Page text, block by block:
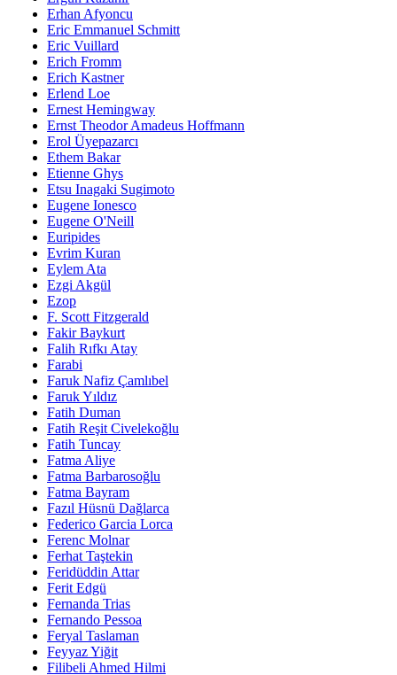
Erhan Afyoncu
Eric Emmanuel Schmitt
Eric Vuillard
Erich Fromm
Erich Kastner
Erlend Loe
Ernest Hemingway
Ernst Theodor Amadeus Hoffmann
Erol Üyepazarcı
Ethem Bakar
Etienne Ghys
Etsu Inagaki Sugimoto
Eugene Ionesco
Eugene O'Neill
Euripides
Evrim Kuran
Eylem Ata
Ezgi Akgül
Ezop
F. Scott Fitzgerald
Fakir Baykurt
Falih Rıfkı Atay
Farabi
Faruk Nafiz Çamlıbel
Faruk Yıldız
Fatih Duman
Fatih Reşit Civelekoğlu
Fatih Tuncay
Fatma Aliye
Fatma Barbarosoğlu
Fatma Bayram
Fazıl Hüsnü Dağlarca
Federico Garcia Lorca
Ferenc Molnar
Ferhat Taştekin
Feridüddin Attar
Ferit Edgü
Fernanda Trias
Fernando Pessoa
Feryal Taslaman
Feyyaz Yiğit
Filibeli Ahmed Hilmi